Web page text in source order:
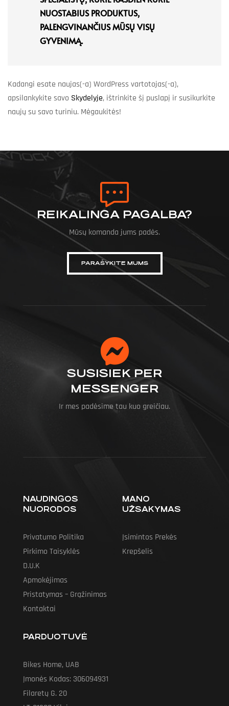
NUOSTABIUS PRODUKTUS,
PALENGVINANČIUS MŪSŲ VISŲ
GYVENIMĄ.
Kadangi esate naujas(-a) WordPress vartotojas(-a),
apsilankykite savo Skydelyje, ištrinkite šį puslapį ir susikurkite
naujų su savo turiniu. Mėgaukitės!
REIKALINGA PAGALBA?
Mūsų komanda jums padės.
PARAŠYKITE MUMS
SUSISIEK PER
MESSENGER
Ir mes padėsime tau kuo greičiau.
NAUDINGOS
NUORODOS
Privatumo Politika
Pirkimo Taisyklės
D.U.K
Apmokėjimas
Pristatymas – Grąžinimas
Kontaktai
MANO
UŽSAKYMAS
Įsimintos Prekės
Krepšelis
PARDUOTUVĖ
Bikes Home, UAB
Įmonės Kodas: 306094931
Filaretų G. 20